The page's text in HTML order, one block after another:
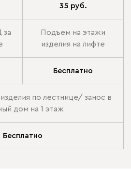
35 руб.
за
Подъем на этажи
изделия на лифте
Бесплатно
по лестнице/ занос в
дом на 1 этаж
Бесплатно